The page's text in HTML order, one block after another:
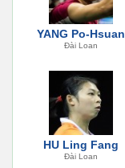
YANG Po-Hsuan
Đài Loan
HU Ling Fang
Đài Loan